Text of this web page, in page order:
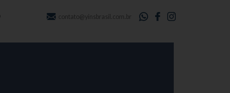
contato@yinsbrasil.com.br